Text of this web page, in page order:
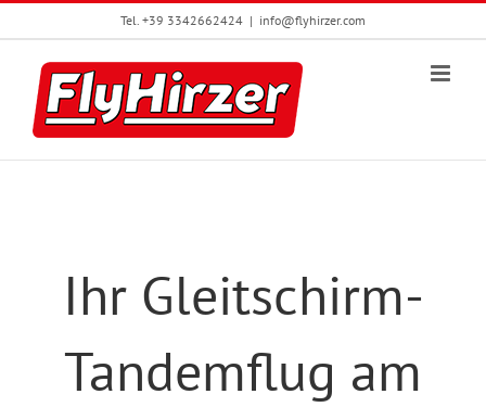
Inhalt
springen
Tel. +39 3342662424 | info@flyhirzer.com
Ihr Gleitschirm-
Tandemflug am